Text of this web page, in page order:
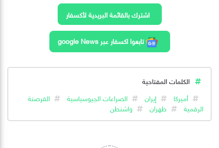
اشترك بالقائمة البريدية لأكسفار
تابعوا اكسفار عبر google News
الكلمات المفتاحية
أميركا
إيران الصراعات الجيوسياسية
القرصنة
الرقمية
طهران واشنطن